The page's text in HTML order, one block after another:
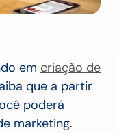
em criação de
que a partir
poderá
marketing.